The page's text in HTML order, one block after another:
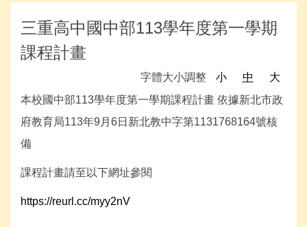
學校組織
三重高中國中部113學年度第一學期
課程計畫
字體大小調整 小 中
大
本校國中部113學年度第一學期課程計畫 依據新北市政
府教育局113年9月6日新北教中字第1131768164號核
備
課程計畫請至以下網址參閱
https://reurl.cc/myy2nV